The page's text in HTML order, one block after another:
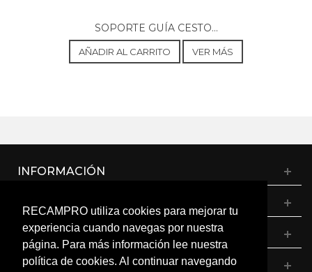
RECAMPRO utiliza cookies para mejorar tu
experiencia cuando navegas por nuestra
página. Para más información lee nuestra
política de cookies. Al continuar navegando
SOPORTE GUÍA CESTO...
AÑADIR AL CARRITO VER MÁS
INFORMACIÓN
MI CUENTA
CONTÁCTANOS